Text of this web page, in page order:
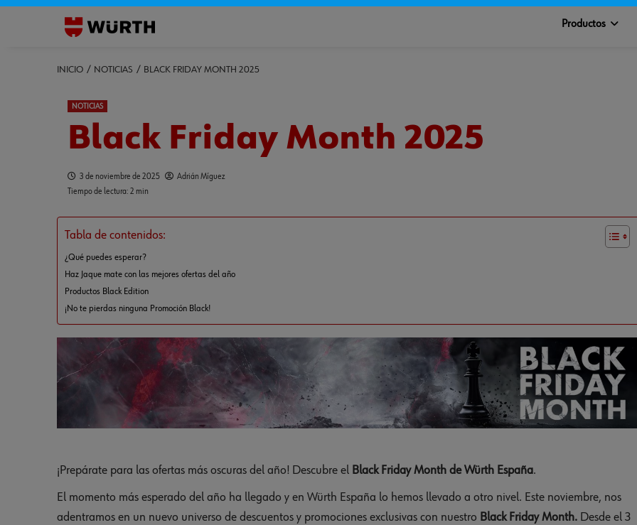
Productos
INICIO NOTICIAS BLACK FRIDAY MONTH 2025
NOTICIAS
Black Friday Month 2025
3 de noviembre de 2025
Adrián Míguez
Tiempo de lectura: 2 min
Tabla de contenidos:
¿Qué puedes esperar?
Haz Jaque mate con las mejores ofertas del año
Productos Black Edition
¡No te pierdas ninguna Promoción Black!
¡Prepárate para las ofertas más oscuras del año! Descubre el Black Friday Month de Würth España.
El momento más esperado del año ha llegado y en Würth España lo hemos llevado a otro nivel. Este noviembre, nos
adentramos en un nuevo universo de descuentos y promociones exclusivas con nuestro Black Friday Month.Desde el 3